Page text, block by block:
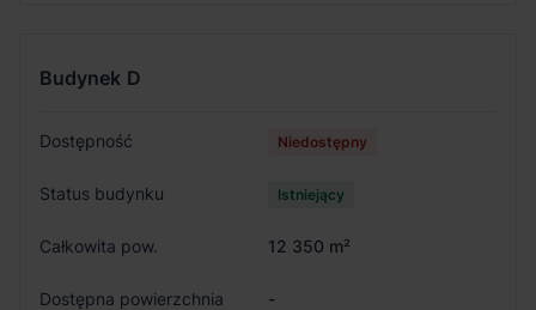
Budynek D
Dostępność Niedostępny
Status budynku Istniejący
Całkowita pow. 12 350 m²
Dostępna powierzchnia -